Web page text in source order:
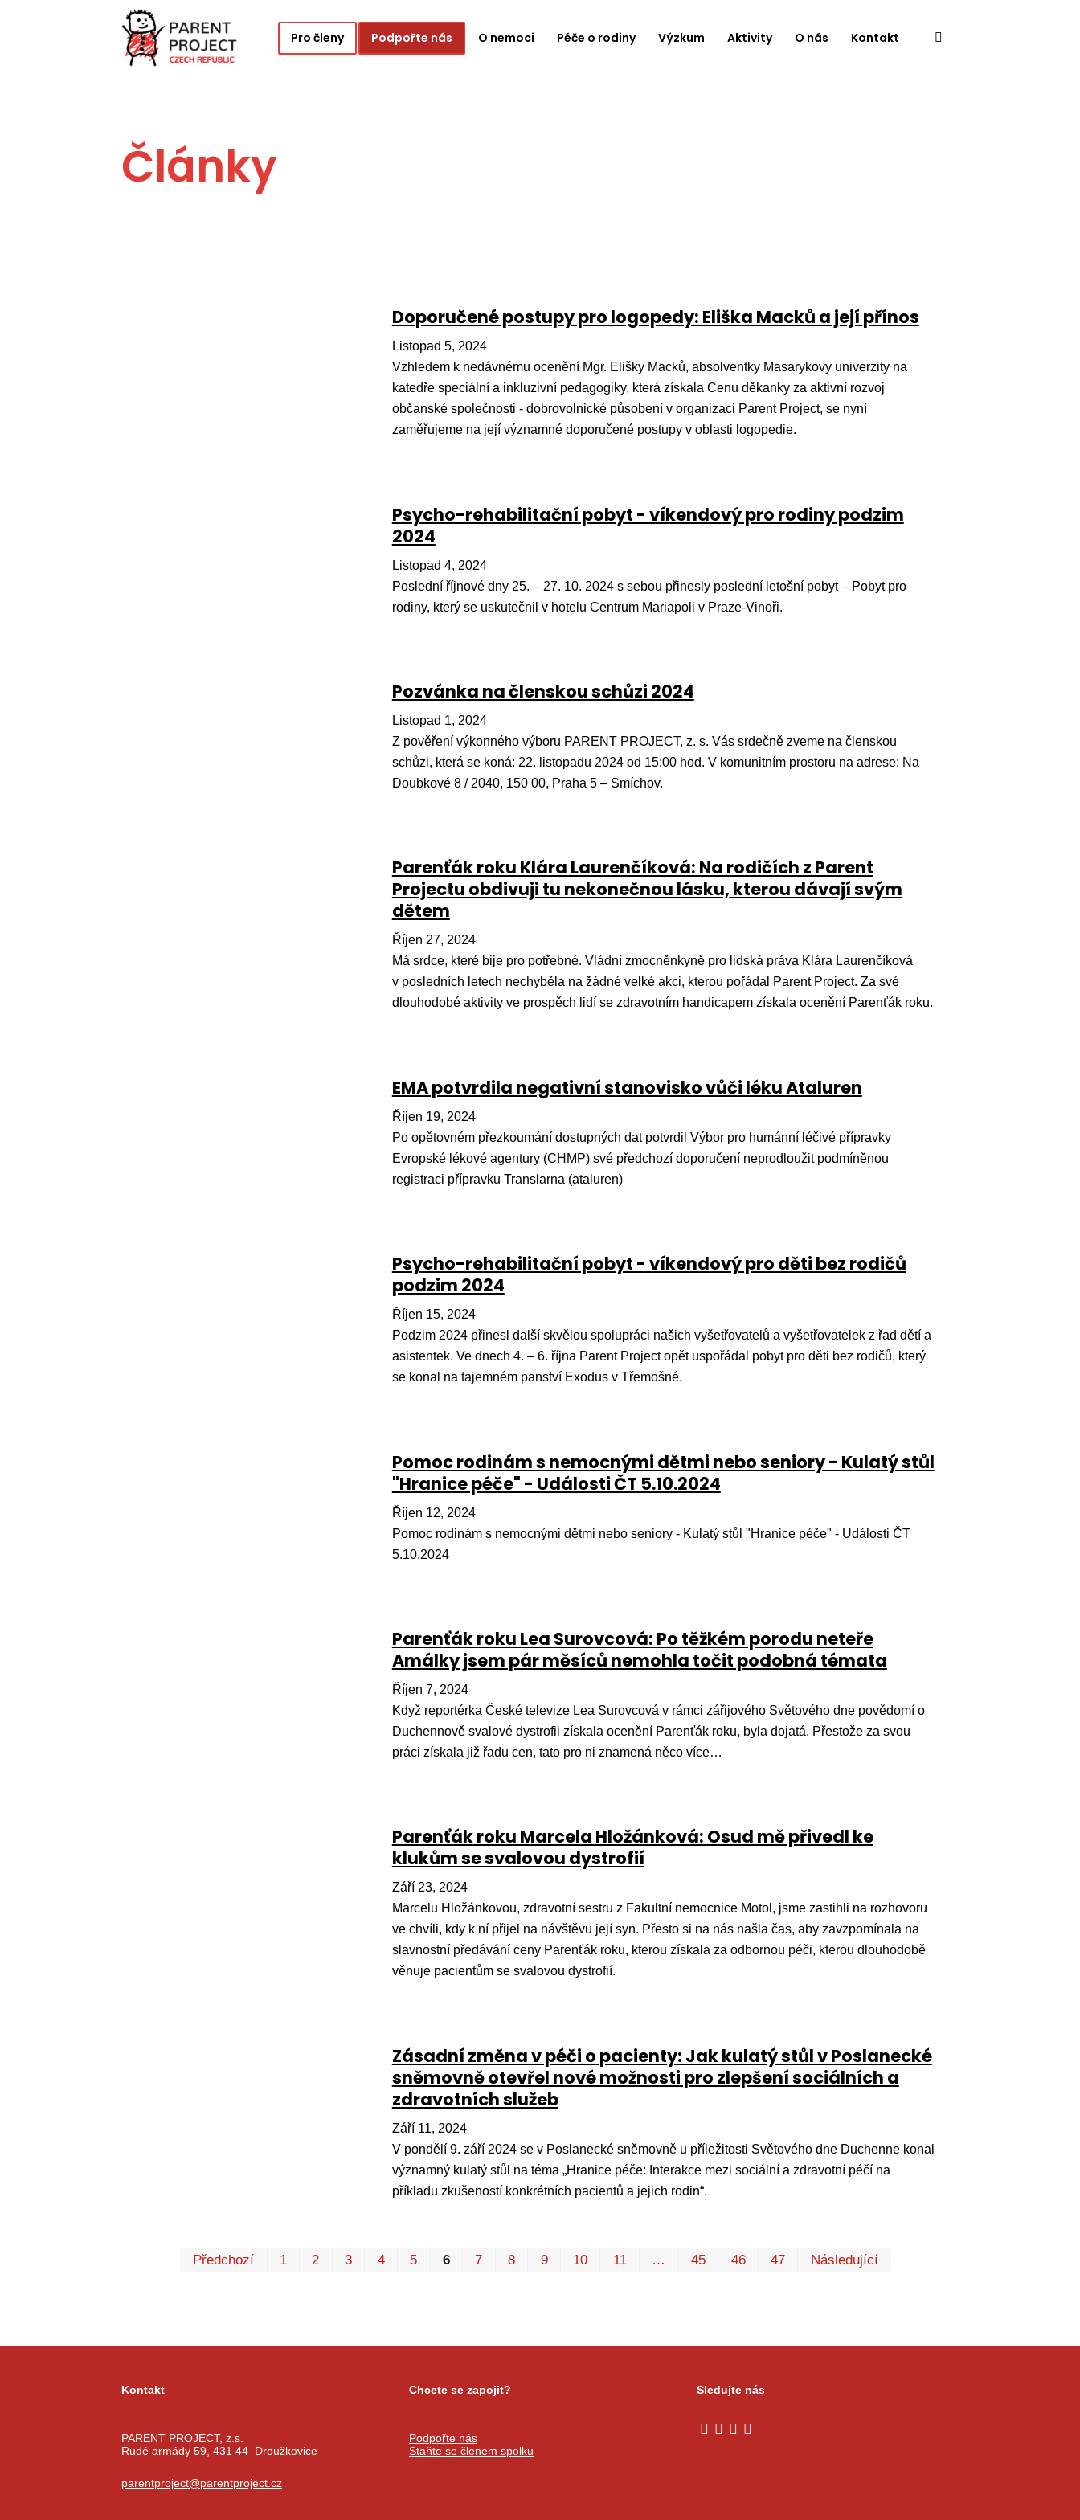
Pro členy Podpořte nás O nemoci Péče o rodiny Výzkum Aktivity O nás Kontakt
Články
Doporučené postupy pro logopedy: Eliška Macků a její přínos
Listopad 5, 2024
Vzhledem k nedávnému ocenění Mgr. Elišky Macků, absolventky Masarykovy univerzity na
katedře speciální a inkluzivní pedagogiky, která získala Cenu děkanky za aktivní rozvoj
občanské společnosti - dobrovolnické působení v organizaci Parent Project, se nyní
zaměřujeme na její významné doporučené postupy v oblasti logopedie.
Psycho-rehabilitační pobyt - víkendový pro rodiny podzim
2024
Listopad 4, 2024
Poslední říjnové dny 25. – 27. 10. 2024 s sebou přinesly poslední letošní pobyt – Pobyt pro
rodiny, který se uskutečnil v hotelu Centrum Mariapoli v Praze-Vinoři.
Pozvánka na členskou schůzi 2024
Listopad 1, 2024
Z pověření výkonného výboru PARENT PROJECT, z. s. Vás srdečně zveme na členskou
schůzi, která se koná: 22. listopadu 2024 od 15:00 hod. V komunitním prostoru na adrese: Na
Doubkové 8 / 2040, 150 00, Praha 5 – Smíchov.
Parenťák roku Klára Laurenčíková: Na rodičích z Parent
Projectu obdivuji tu nekonečnou lásku, kterou dávají svým
dětem
Říjen 27, 2024
Má srdce, které bije pro potřebné. Vládní zmocněnkyně pro lidská práva Klára Laurenčíková
v posledních letech nechyběla na žádné velké akci, kterou pořádal Parent Project. Za své
dlouhodobé aktivity ve prospěch lidí se zdravotním handicapem získala ocenění Parenťák roku.
EMA potvrdila negativní stanovisko vůči léku Ataluren
Říjen 19, 2024
Po opětovném přezkoumání dostupných dat potvrdil Výbor pro humánní léčivé přípravky
Evropské lékové agentury (CHMP) své předchozí doporučení neprodloužit podmíněnou
registraci přípravku Translarna (ataluren)
Psycho-rehabilitační pobyt - víkendový pro děti bez rodičů
podzim 2024
Říjen 15, 2024
Podzim 2024 přinesl další skvělou spolupráci našich vyšetřovatelů a vyšetřovatelek z řad dětí a
asistentek. Ve dnech 4. – 6. října Parent Project opět uspořádal pobyt pro děti bez rodičů, který
se konal na tajemném panství Exodus v Třemošné.
Pomoc rodinám s nemocnými dětmi nebo seniory - Kulatý stůl
"Hranice péče" - Události ČT 5.10.2024
Říjen 12, 2024
Pomoc rodinám s nemocnými dětmi nebo seniory - Kulatý stůl "Hranice péče" - Události ČT
5.10.2024
Parenťák roku Lea Surovcová: Po těžkém porodu neteře
Amálky jsem pár měsíců nemohla točit podobná témata
Říjen 7, 2024
Když reportérka České televize Lea Surovcová v rámci zářijového Světového dne povědomí o
Duchennově svalové dystrofii získala ocenění Parenťák roku, byla dojatá. Přestože za svou
práci získala již řadu cen, tato pro ni znamená něco více…
Parenťák roku Marcela Hložánková: Osud mě přivedl ke
klukům se svalovou dystrofií
Září 23, 2024
Marcelu Hložánkovou, zdravotní sestru z Fakultní nemocnice Motol, jsme zastihli na rozhovoru
ve chvíli, kdy k ní přijel na návštěvu její syn. Přesto si na nás našla čas, aby zavzpomínala na
slavnostní předávání ceny Parenťák roku, kterou získala za odbornou péči, kterou dlouhodobě
věnuje pacientům se svalovou dystrofií.
Zásadní změna v péči o pacienty: Jak kulatý stůl v Poslanecké
sněmovně otevřel nové možnosti pro zlepšení sociálních a
zdravotních služeb
Září 11, 2024
V pondělí 9. září 2024 se v Poslanecké sněmovně u příležitosti Světového dne Duchenne konal
významný kulatý stůl na téma „Hranice péče: Interakce mezi sociální a zdravotní péčí na
příkladu zkušeností konkrétních pacientů a jejich rodin“.
Předchozí 1 2 3 4 5 6 7 8 9 10 11 … 45 46 47 Následující
Kontakt
PARENT PROJECT, z.s.
Rudé armády 59, 431 44 Droužkovice
parentproject@parentproject.cz
Chcete se zapojit?
Podpořte nás
Staňte se členem spolku
Sledujte nás